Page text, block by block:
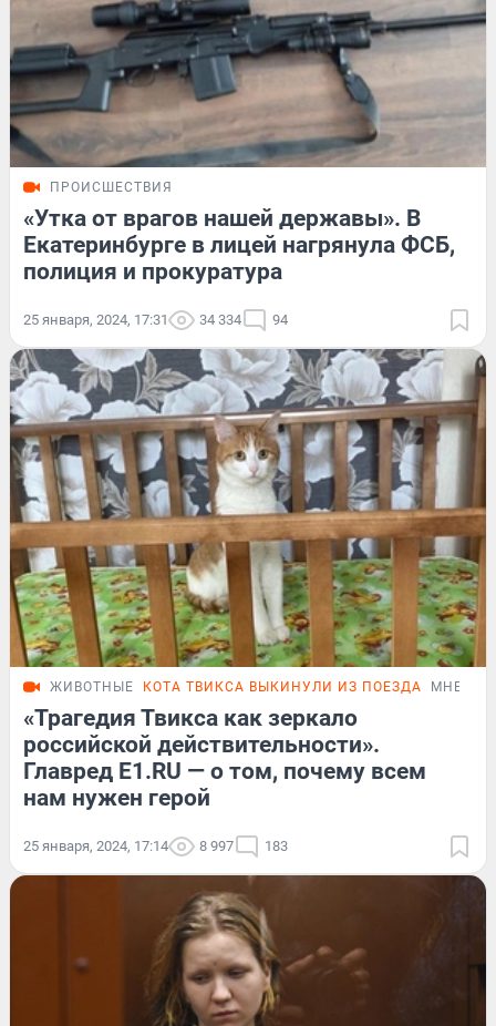
ПРОИСШЕСТВИЯ
«Утка от врагов нашей державы». В
Екатеринбурге в лицей нагрянула ФСБ,
полиция и прокуратура
25 января, 2024, 17:31 34 334 94
ЖИВОТНЫЕ КОТА ТВИКСА ВЫКИНУЛИ ИЗ ПОЕЗДА МНЕНИЕ
«Трагедия Твикса как зеркало
российской действительности».
Главред Е1.RU — о том, почему всем
нам нужен герой
25 января, 2024, 17:14 8 997 183